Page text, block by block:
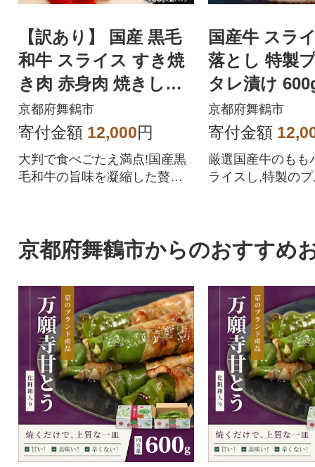
【訳あり】 国産 黒毛
和牛 スライス すき焼
き肉 赤身肉 焼きしゃ
京都府舞鶴市
寄付金額 12,000円
大判で食べごたえ満点!国産黒
毛和牛の旨味を凝縮した贅沢
国産牛 スラ
落とし 特製
タレ漬け
お供に
京都府舞鶴市
寄付金額
厳選国産牛のもも
ライスし,特製の
京都府舞鶴市からのおすすめ